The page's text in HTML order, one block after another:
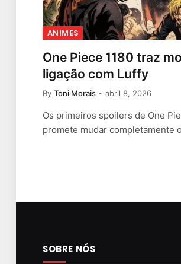
ANIMES
One Piece 1180 traz
ligação com Luffy
By Toni Morais abril 8, 2026
Os primeiros spoilers de One
promete mudar completamente
SOBRE NÓS